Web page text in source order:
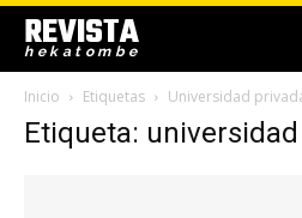
REVISTA
hekatombe
Inicio Etiquetas Universidad
Etiqueta: